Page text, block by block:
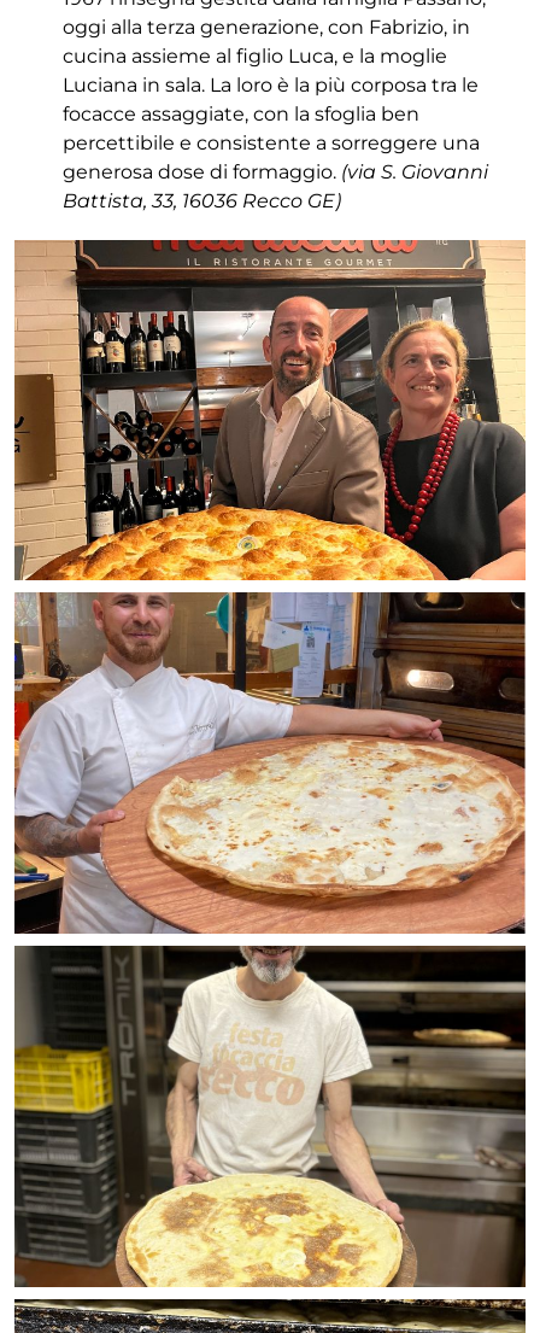
oggi alla terza generazione, con Fabrizio, in
cucina assieme al figlio Luca, e la moglie
Luciana in sala. La loro è la più corposa tra le
focacce assaggiate, con la sfoglia ben
percettibile e consistente a sorreggere una
generosa dose di formaggio. (via S. Giovanni
Battista, 33, 16036 Recco GE)